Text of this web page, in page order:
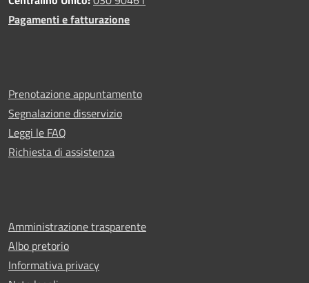
Pagamenti e fatturazione
Prenotazione appuntamento
Segnalazione disservizio
Leggi le FAQ
Richiesta di assistenza
Amministrazione trasparente
Albo pretorio
Informativa privacy